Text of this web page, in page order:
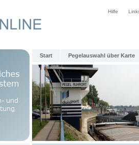
Hilfe
Start Pegelauswahl über Karte